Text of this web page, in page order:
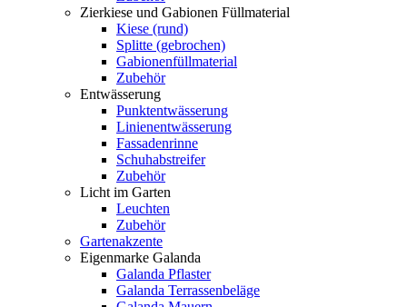
Zierkiese und Gabionen Füllmaterial
Kiese (rund)
Splitte (gebrochen)
Gabionenfüllmaterial
Zubehör
Entwässerung
Punktentwässerung
Linienentwässerung
Fassadenrinne
Schuhabstreifer
Zubehör
Licht im Garten
Leuchten
Zubehör
Gartenakzente
Eigenmarke Galanda
Galanda Pflaster
Galanda Terrassenbeläge